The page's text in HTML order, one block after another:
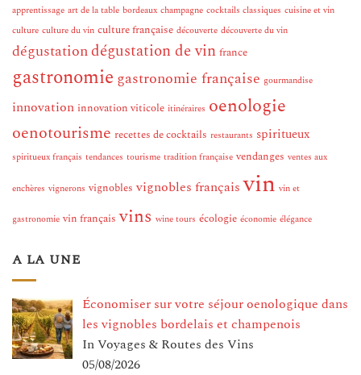
apprentissage art de la table bordeaux champagne cocktails classiques cuisine et vin
culture culture du vin culture française découverte découverte du vin
dégustationdégustation de vin france
gastronomie gastronomie française gourmandise
innovation innovation viticole itinéraires oenologie
oenotourisme recettes de cocktails restaurants spiritueux
spiritueux français tendances tourisme tradition française vendanges ventes aux
enchères vignerons vignobles vignobles français vin vin et
gastronomie vin français vins wine tours écologie économie élégance
A LA UNE
Économiser sur votre séjour oenologique dans
les vignobles bordelais et champenois
In Voyages & Routes des Vins
05/08/2026